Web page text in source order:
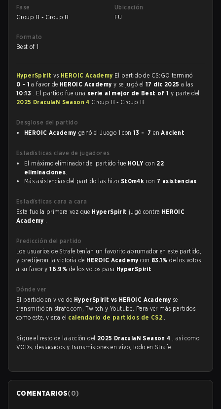
Fase
Group B - Group B
Ubicación
EU
Formato
Best of 1
HyperSpirit vs HEROIC Academy El partido de CS:GO terminó
0 - 1 a favor de HEROIC Academy y se jugó el17 dic 2025 a las
10:13 . El partido fue una serie al mejor de Best of 1y parte del
2025 DraculaN Season 4 Group B - Group B.
Desglose del partido
HEROIC Academy ganó el Juego 1 con13 - 7 enAncient
Estadísticas clave de jugadores
El máximo eliminador del partido fue HOLY con 22
eliminaciones.
Más asistencias del partido las hizo St0m4k con 7 asistencias.
Estadísticas cara a cara
Esta fue la primera vez que HyperSpirit jugó contra HEROIC
Academy .
Predicción del partido
Los usuarios de Strafe tenían un favorito abrumador en este partido,
y predijeron la victoria de HEROIC Academycon 83.1%de los votos
a su favor y16.9% de los votos para HyperSpirit .
Dónde ver
El partido en vivo de HyperSpirit vs HEROIC Academy se
transmitió en strafe.com, Twitch y Youtube. Para ver más partidos
como este, visita el calendario de partidos de CS2 .
Sigue el resto de la acción del 2025 DraculaN Season 4 , así como
VODs, destacados y transmisiones en vivo, todo en Strafe.
COMENTARIOS(0)